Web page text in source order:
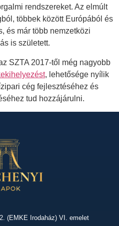
rendszereket. Az elmúlt
többek között Európából és
és már több nemzetközi
is született.
SZTA 2017-től még nagyobb
, lehetősége nyílik
cég fejlesztéséhez és
tud hozzájárulni.
(EMKE Irodaház) VI. emelet